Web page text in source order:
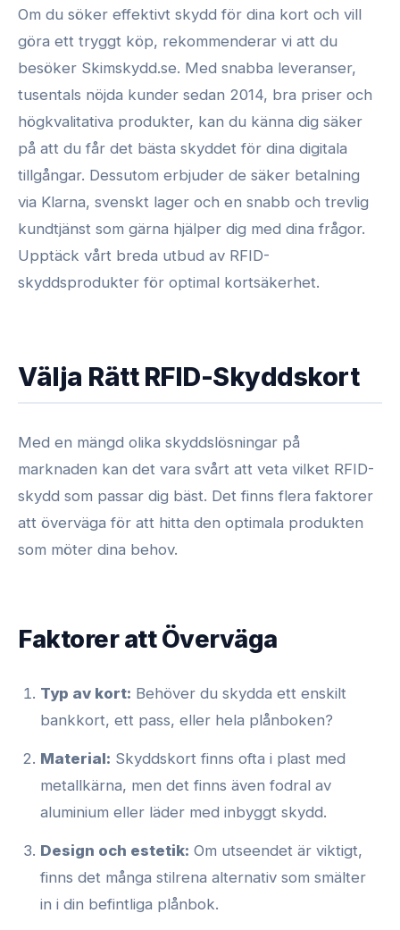
Om du söker effektivt skydd för dina kort och vill
göra ett tryggt köp, rekommenderar vi att du
besöker Skimskydd.se. Med snabba leveranser,
tusentals nöjda kunder sedan 2014, bra priser och
högkvalitativa produkter, kan du känna dig säker
på att du får det bästa skyddet för dina digitala
tillgångar. Dessutom erbjuder de säker betalning
via Klarna, svenskt lager och en snabb och trevlig
kundtjänst som gärna hjälper dig med dina frågor.
Upptäck vårt breda utbud av RFID-
skyddsprodukter för optimal kortsäkerhet.
Välja Rätt RFID-Skyddskort
Med en mängd olika skyddslösningar på
marknaden kan det vara svårt att veta vilket RFID-
skydd som passar dig bäst. Det finns flera faktorer
att överväga för att hitta den optimala produkten
som möter dina behov.
Faktorer att Överväga
Typ av kort: Behöver du skydda ett enskilt
bankkort, ett pass, eller hela plånboken?
Material: Skyddskort finns ofta i plast med
metallkärna, men det finns även fodral av
aluminium eller läder med inbyggt skydd.
Design och estetik: Om utseendet är viktigt,
finns det många stilrena alternativ som smälter
in i din befintliga plånbok.